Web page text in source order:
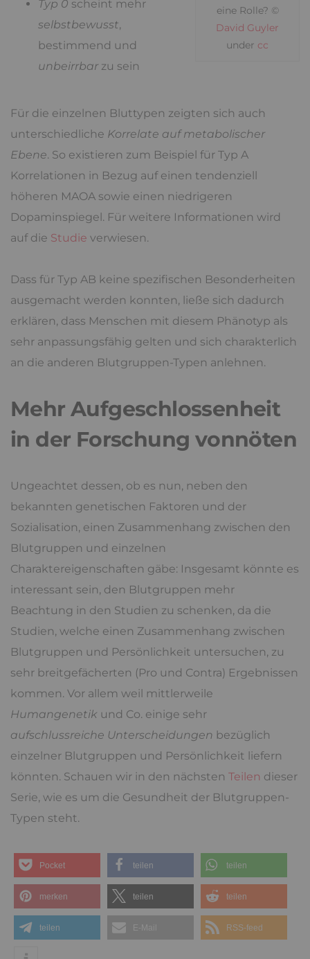
eine Rolle? ©
David Guyler
under cc
Typ 0 scheint mehr
selbstbewusst,
bestimmend und
unbeirrbar zu sein
Für die einzelnen Bluttypen zeigten sich auch
unterschiedliche Korrelate auf metabolischer
Ebene. So existieren zum Beispiel für Typ A
Korrelationen in Bezug auf einen tendenziell
höheren MAOA sowie einen niedrigeren
Dopaminspiegel. Für weitere Informationen wird
auf die Studie verwiesen.
Dass für Typ AB keine spezifischen Besonderheiten
ausgemacht werden konnten, ließe sich dadurch
erklären, dass Menschen mit diesem Phänotyp als
sehr anpassungsfähig gelten und sich charakterlich
an die anderen Blutgruppen-Typen anlehnen.
Mehr Aufgeschlossenheit
in der Forschung vonnöten
Ungeachtet dessen, ob es nun, neben den
bekannten genetischen Faktoren und der
Sozialisation, einen Zusammenhang zwischen den
Blutgruppen und einzelnen
Charaktereigenschaften gäbe: Insgesamt könnte es
interessant sein, den Blutgruppen mehr
Beachtung in den Studien zu schenken, da die
Studien, welche einen Zusammenhang zwischen
Blutgruppen und Persönlichkeit untersuchen, zu
sehr breitgefächerten (Pro und Contra) Ergebnissen
kommen. Vor allem weil mittlerweile
Humangenetik und Co. einige sehr
aufschlussreiche Unterscheidungen bezüglich
einzelner Blutgruppen und Persönlichkeit liefern
könnten. Schauen wir in den nächsten Teilen dieser
Serie, wie es um die Gesundheit der Blutgruppen-
Typen steht.
Pocket teilen teilen
merken teilen teilen
teilen E-Mail RSS-feed